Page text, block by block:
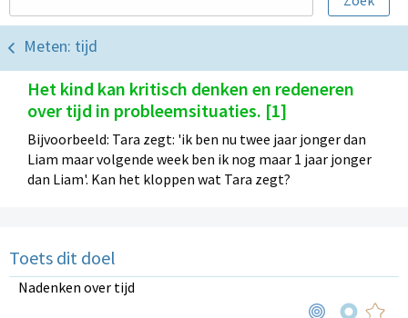
Meten: tijd
Het kind kan kritisch denken en redeneren
over tijd in probleemsituaties. [1]
Bijvoorbeeld: Tara zegt: 'ik ben nu twee jaar jonger dan
Liam maar volgende week ben ik nog maar 1 jaar jonger
dan Liam'. Kan het kloppen wat Tara zegt?
Toets dit doel
Nadenken over tijd